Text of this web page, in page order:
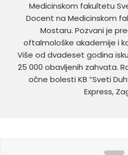
Medicinskom fakultetu
Docent na Medicinskom
Mostaru. Pozvani je
oftalmološke akademije i
Više od dvadeset godina
25 000 obavljenih zahvata.
očne bolesti KB “Sveti
Express,